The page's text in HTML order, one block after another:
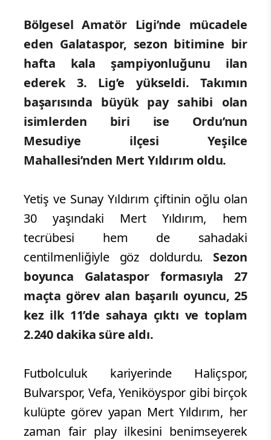
Bölgesel Amatör Ligi’nde mücadele
eden Galataspor, sezon bitimine bir
hafta kala şampiyonluğunu ilan
ederek 3. Lig’e yükseldi.
Takımın
başarısında büyük pay sahibi olan
isimlerden biri ise Ordu’nun
Mesudiye ilçesi Yeşilce
Mahallesi’nden Mert Yıldırım oldu.
Yetiş ve Sunay Yıldırım çiftinin oğlu olan
30 yaşındaki Mert Yıldırım, hem
tecrübesi hem de sahadaki
centilmenliğiyle göz doldurdu. Sezon
boyunca Galataspor formasıyla 27
maçta görev alan başarılı oyuncu, 25
kez ilk 11’de sahaya çıktı ve toplam
2.240 dakika süre aldı.
Futbolculuk kariyerinde Haliçspor,
Bulvarspor, Vefa, Yeniköyspor gibi birçok
kulüpte görev yapan Mert Yıldırım, her
zaman fair play ilkesini benimseyerek